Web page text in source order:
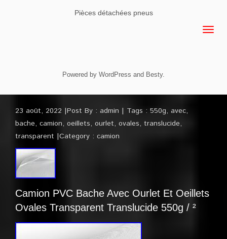
Pièces détachées pneus
Powered by WordPress and Besty.
23 août, 2022 Post By : admin Tags : 550g, avec,
bache, camion, oeillets, ourlet, ovales, translucide,
transparent Category : camion
Camion PVC Bache Avec Ourlet Et Oeillets
Ovales Transparent Translucide 550g / ²